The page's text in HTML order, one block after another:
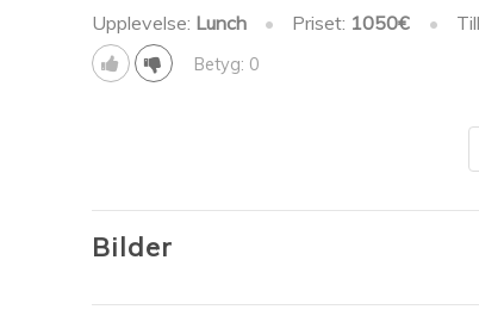
Upplevelse: Lunch • Priset: 1050€ •
Betyg: 0
Bilder